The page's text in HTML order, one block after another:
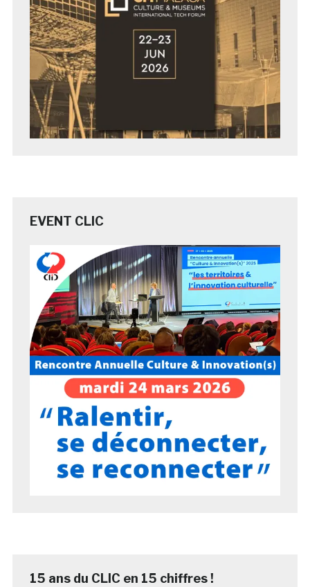
EVENT CLIC
15 ans du CLIC en 15 chiffres !